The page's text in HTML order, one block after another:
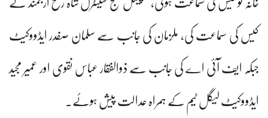
کیس کی سماعت کی، ملزمان کی جانب سے سلمان صفدر ایڈووکیٹ
جبکہ ایف آئی اے کی جانب سے ذوالفقار عباس نقوی اور عمیر مجید
ایڈووکیٹ لیگل ٹیم کے ہمراہ عدالت پیش ہوئے۔